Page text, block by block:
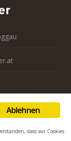
Ablehnen
dass wir Cookies